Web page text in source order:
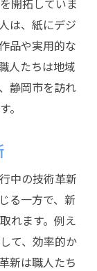
開拓していま
は、紙にデジ
品や実用的な
人たちは地域
静岡市を訪れ
。
中の技術革新
る一方で、新
れます。例え
て、効率的か
新は職人たち